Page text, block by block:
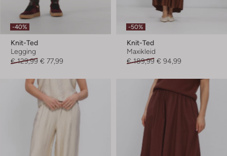
-40%
Knit-Ted
Legging
€ 129,99 € 77,99
-50%
Knit-Ted
Maxikleid
€ 189,99 € 94,99